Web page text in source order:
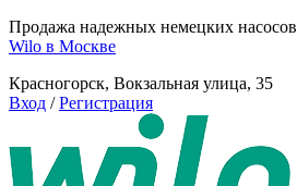
Продажа надежных немецких насосов
Wilo в Москве
Красногорск, Вокзальная улица, 35
Вход / Регистрация